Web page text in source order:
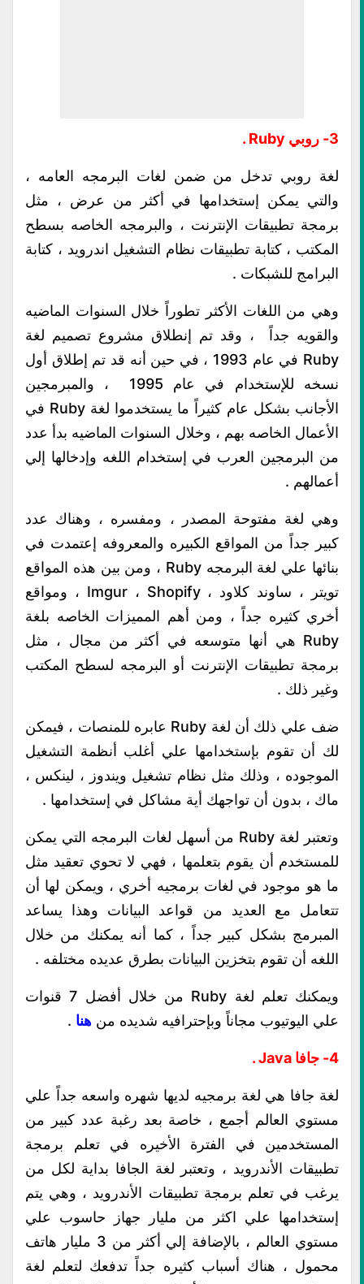
3- روبي Ruby .
لغة روبي تدخل من ضمن لغات البرمجه العامه ،
والتي يمكن إستخدامها في أكثر من عرض ، مثل
برمجة تطبيقات الإنترنت ، والبرمجه الخاصه بسطح
المكتب ، كتابة تطبيقات نظام التشغيل اندرويد ، كتابة
البرامج للشبكات .
وهي من اللغات الأكثر تطوراً خلال السنوات الماضيه
والقويه جداً ، وقد تم إنطلاق مشروع تصميم لغة
Ruby في عام 1993 ، في حين أنه قد تم إطلاق أول
نسخه للإستخدام في عام 1995 ، والمبرمجين
الأجانب بشكل عام كثيراً ما يستخدموا لغة Ruby في
الأعمال الخاصه بهم ، وخلال السنوات الماضيه بدأ عدد
من البرمجين العرب في إستخدام اللغه وإدخالها إلي
أعمالهم .
وهي لغة مفتوحة المصدر ، ومفسره ، وهناك عدد
كبير جداً من المواقع الكبيره والمعروفه إعتمدت في
بنائها علي لغة البرمجه Ruby ، ومن بين هذه المواقع
تويتر ، ساوند كلاود ، Imgur ، Shopify ، ومواقع
أخري كثيره جداً ، ومن أهم المميزات الخاصه بلغة
Ruby هي أنها متوسعه في أكثر من مجال ، مثل
برمجة تطبيقات الإنترنت أو البرمجه لسطح المكتب
وغير ذلك .
ضف علي ذلك أن لغة Ruby عابره للمنصات ، فيمكن
لك أن تقوم بإستخدامها علي أغلب أنظمة التشغيل
الموجوده ، وذلك مثل نظام تشغيل ويندوز ، لينكس ،
ماك ، بدون أن تواجهك أية مشاكل في إستخدامها .
وتعتبر لغة Ruby من أسهل لغات البرمجه التي يمكن
للمستخدم أن يقوم بتعلمها ، فهي لا تحوي تعقيد مثل
ما هو موجود في لغات برمجيه أخري ، ويمكن لها أن
تتعامل مع العديد من قواعد البيانات وهذا يساعد
المبرمج بشكل كبير جداً ، كما أنه يمكنك من خلال
اللغه أن تقوم بتخزين البيانات بطرق عديده مختلفه .
ويمكنك تعلم لغة Ruby من خلال أفضل 7 قنوات
علي اليوتيوب مجاناً وبإحترافيه شديده من هنا .
4- جافا Java .
لغة جافا هي لغة برمجيه لديها شهره واسعه جداً علي
مستوي العالم أجمع ، خاصة بعد رغبة عدد كبير من
المستخدمين في الفترة الأخيره في تعلم برمجة
تطبيقات الأندرويد ، وتعتبر لغة الجافا بداية لكل من
يرغب في تعلم برمجة تطبيقات الأندرويد ، وهي يتم
إستخدامها علي اكثر من مليار جهاز حاسوب علي
مستوي العالم ، بالإضافة إلي أكثر من 3 مليار هاتف
محمول ، هناك أسباب كثيره جداً تدفعك لتعلم لغة